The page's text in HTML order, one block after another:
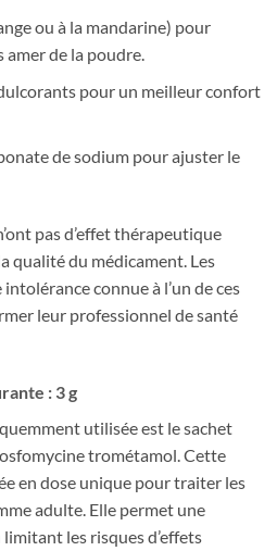
ou à la mandarine) pour
amer de la poudre.
pour un meilleur confort
de sodium pour ajuster le
pas d’effet thérapeutique
qualité du médicament. Les
connue à l’un de ces
leur professionnel de santé
: 3 g
utilisée est le sachet
trométamol. Cette
en dose unique pour traiter les
adulte. Elle permet une
les risques d’effets